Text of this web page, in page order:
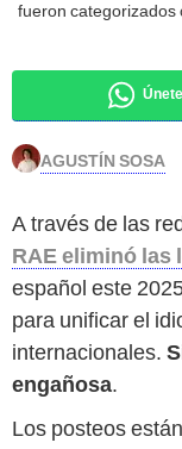
fueron categorizados
AGUSTÍN SOSA
A través de las
RAE eliminó
español este
para unificar el
internacionales.
engañosa.
Los posteos